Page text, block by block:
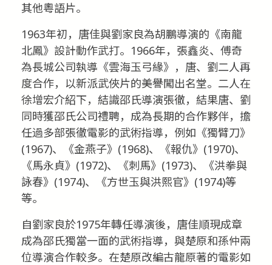
其他粵語片。
1963年初，唐佳與劉家良為胡鵬導演的《南龍
北鳳》設計動作武打。1966年，張鑫炎、傅奇
為長城公司執導《雲海玉弓緣》，唐、劉二人再
度合作，以新派武俠片的美譽闖出名堂。二人在
徐增宏介紹下，結識邵氏導演張徹，結果唐、劉
同時獲邵氏公司禮聘，成為長期的合作夥伴，擔
任過多部張徹電影的武術指導，例如《獨臂刀》
(1967)、《金燕子》(1968)、《報仇》(1970)、
《馬永貞》(1972)、《刺馬》(1973)、《洪拳與
詠春》(1974)、《方世玉與洪熙官》(1974)等
等。
自劉家良於1975年轉任導演後，唐佳順現成章
成為邵氏獨當一面的武術指導，與楚原和孫仲兩
位導演合作較多。在楚原改編古龍原著的電影如